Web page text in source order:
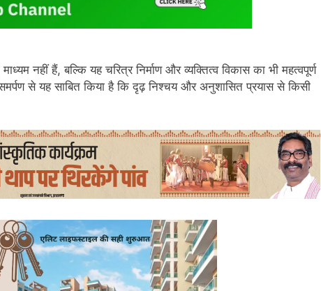
नहीं हैं, बल्कि यह चरित्र निर्माण और व्यक्तित्व विकास का भी महत्वपूर्ण
से यह साबित किया है कि दृढ़ निश्चय और अनुशासित प्रयास से किसी